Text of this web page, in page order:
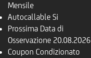
Mensile
Autocallable Si
Prossima Data di
Osservazione 20.08.2026
Coupon Condizionato